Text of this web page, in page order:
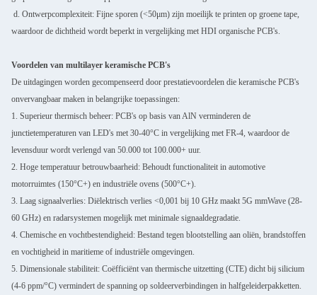
d. Ontwerpcomplexiteit: Fijne sporen (<50μm) zijn moeilijk te printen op groene tape,
waardoor de dichtheid wordt beperkt in vergelijking met HDI organische PCB's.
Voordelen van multilayer keramische PCB's
De uitdagingen worden gecompenseerd door prestatievoordelen die keramische PCB's
onvervangbaar maken in belangrijke toepassingen:
1. Superieur thermisch beheer: PCB's op basis van AlN verminderen de
junctietemperaturen van LED's met 30-40°C in vergelijking met FR-4, waardoor de
levensduur wordt verlengd van 50.000 tot 100.000+ uur.
2. Hoge temperatuur betrouwbaarheid: Behoudt functionaliteit in automotive
motorruimtes (150°C+) en industriële ovens (500°C+).
3. Laag signaalverlies: Diëlektrisch verlies <0,001 bij 10 GHz maakt 5G mmWave (28-
60 GHz) en radarsystemen mogelijk met minimale signaaldegradatie.
4. Chemische en vochtbestendigheid: Bestand tegen blootstelling aan oliën, brandstoffen
en vochtigheid in maritieme of industriële omgevingen.
5. Dimensionale stabiliteit: Coëfficiënt van thermische uitzetting (CTE) dicht bij silicium
(4-6 ppm/°C) vermindert de spanning op soldeerverbindingen in halfgeleiderpakketten.